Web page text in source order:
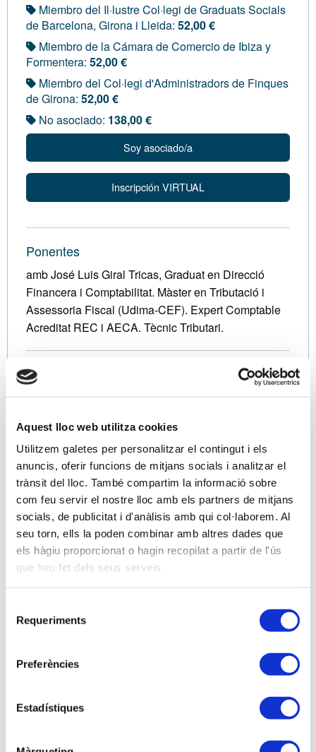
Aquest lloc web utilitza cookies
Utilitzem galetes per personalitzar el contingut i els
anuncis, oferir funcions de mitjans socials i analitzar el
trànsit del lloc. També compartim la informació sobre
com feu servir el nostre lloc amb els partners de mitjans
socials, de publicitat i d'anàlisis amb qui col·laborem. Al
seu torn, ells la poden combinar amb altres dades que
els hàgiu proporcionat o hagin recopilat a partir de l'ús
que heu fet dels seus serveis.
Requeriments
Preferències
Estadístiques
Miembro del Il·lustre Col·legi de Graduats Socials
de Barcelona, Girona i Lleida: 52,00 €
Miembro de la Cámara de Comercio de Ibiza y
Formentera: 52,00 €
Miembro del Col·legi d'Administradors de Finques
de Girona: 52,00 €
No asociado: 138,00 €
Soy asociado/a
Inscripción VIRTUAL
Ponentes
amb José Luis Giral Tricas, Graduat en Direcció
Financera i Comptabilitat. Màster en Tributació i
Assessoria Fiscal (Udima-CEF). Expert Comptable
Acreditat REC i AECA. Tècnic Tributari.
Descripción
Como continuación de otras charlas sobre este tema
nos ha parecido interesante hacer una reflexión de
cómo, se supone, que este cambio puede afectar a
nuestra profesión y la relación con los clientes y la
AEAT.
De momento la Administración, no ha emitido un
reglamento de actuación, aunque sí que ya ha dado
algunas señales sobre el tema, por lo que hasta que
no salga una norma clara, estamos improvisando
El Veri*Factu no inventa nada, solo es una
así para evitar el fraude.
información y de ella se desprende la tributación.